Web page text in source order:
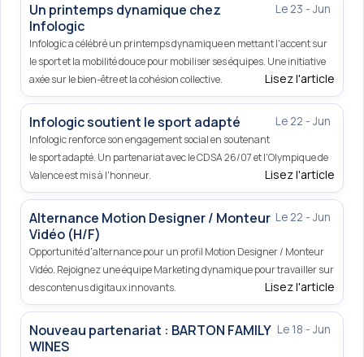
Le 23 - Jun
Un printemps dynamique chez
Infologic
Infologic a célébré un printemps dynamique en mettant l'accent sur
le sport et la mobilité douce pour mobiliser ses équipes. Une initiative
axée sur le bien-être et la cohésion collective.
Lisez l'article
Le 22 - Jun
Infologic soutient le sport adapté
Infologic renforce son engagement social en soutenant
le sport adapté. Un partenariat avec le CDSA 26/07 et l'Olympique de
Valence est mis à l'honneur.
Lisez l'article
Le 22 - Jun
Alternance Motion Designer / Monteur
Vidéo (H/F)
Opportunité d'alternance pour un profil Motion Designer / Monteur
Vidéo. Rejoignez une équipe Marketing dynamique pour travailler sur
des contenus digitaux innovants.
Lisez l'article
Le 18 - Jun
Nouveau partenariat : BARTON FAMILY
WINES